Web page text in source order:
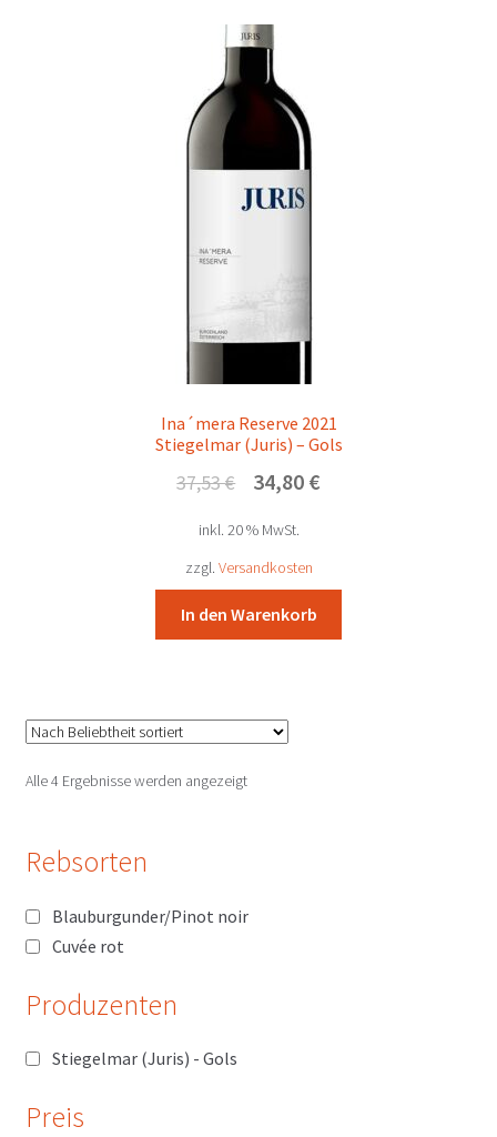
Ina´mera Reserve 2021
Stiegelmar (Juris) – Gols
37,53€
Ursprünglicher
war:
37,53 €
34,80 €Aktueller
inkl. 20 % MwSt.
zzgl. Versandkosten
In den Warenkorb
Alle 4 Ergebnisse werden angezeigtNach
Rebsorten
Blauburgunder/Pinot noir
Cuvée rot
Produzenten
Stiegelmar (Juris) - Gols
Preis